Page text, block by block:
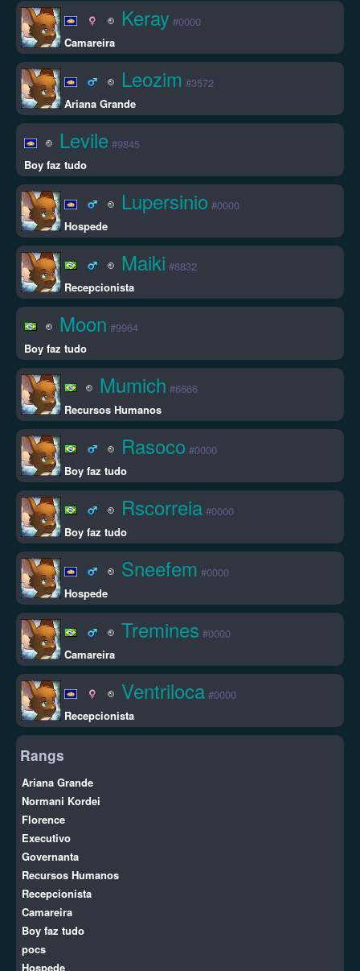
Keray #0000
Camareira
Leozim #3572
Ariana Grande
Levile #9845
Boy faz tudo
Lupersinio #0000
Hospede
Maiki #8832
Recepcionista
Moon #9964
Boy faz tudo
Mumich #6666
Recursos Humanos
Rasoco #0000
Boy faz tudo
Rscorreia #0000
Boy faz tudo
Sneefem #0000
Hospede
Tremines #0000
Camareira
Ventriloca #0000
Recepcionista
Rangs
Ariana Grande
Normani Kordei
Florence
Executivo
Governanta
Recursos Humanos
Recepcionista
Camareira
Boy faz tudo
pocs
Hospede